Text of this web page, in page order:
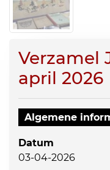
Verzamel
april 2026
Algemene
Datum
03-04-2026